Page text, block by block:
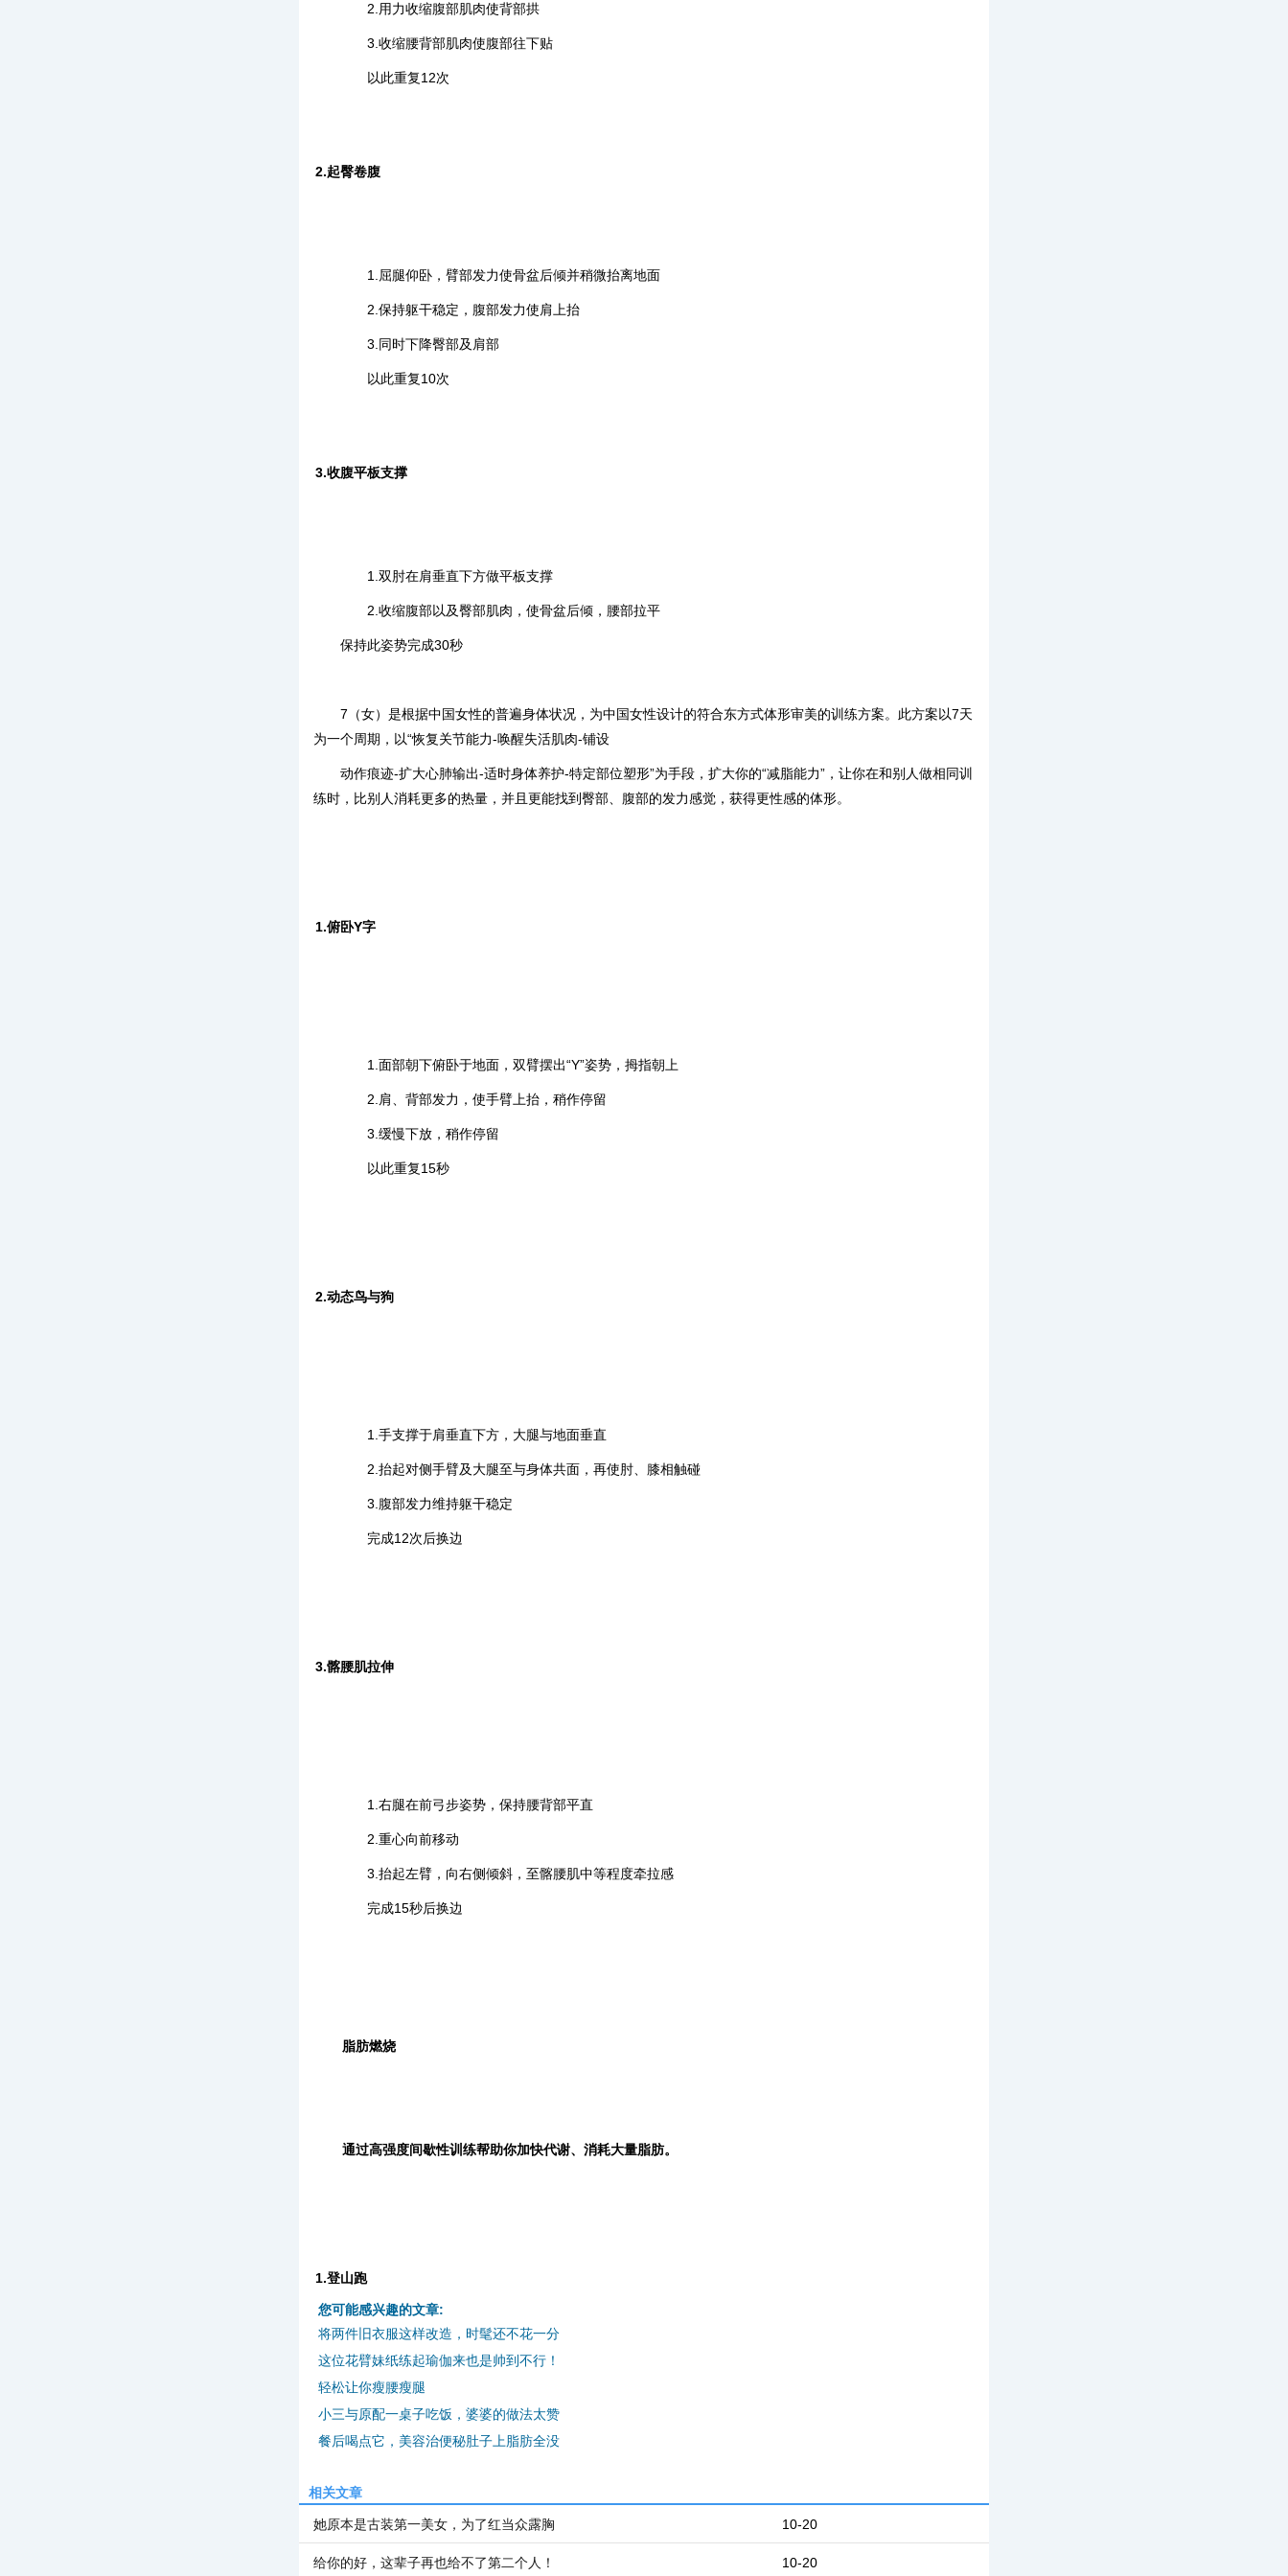
2.用力收缩腹部肌肉使背部拱
3.收缩腰背部肌肉使腹部往下贴
以此重复12次
2.起臀卷腹
1.屈腿仰卧，臂部发力使骨盆后倾并稍微抬离地面
2.保持躯干稳定，腹部发力使肩上抬
3.同时下降臀部及肩部
以此重复10次
3.收腹平板支撑
1.双肘在肩垂直下方做平板支撑
2.收缩腹部以及臀部肌肉，使骨盆后倾，腰部拉平
保持此姿势完成30秒
7（女）是根据中国女性的普遍身体状况，为中国女性设计的符合东方式体形审美的训练方案。此方案以7天
为一个周期，以“恢复关节能力-唤醒失活肌肉-铺设
动作痕迹-扩大心肺输出-适时身体养护-特定部位塑形”为手段，扩大你的“减脂能力”，让你在和别人做相同训
练时，比别人消耗更多的热量，并且更能找到臀部、腹部的发力感觉，获得更性感的体形。
1.俯卧Y字
1.面部朝下俯卧于地面，双臂摆出“Y”姿势，拇指朝上
2.肩、背部发力，使手臂上抬，稍作停留
3.缓慢下放，稍作停留
以此重复15秒
2.动态鸟与狗
1.手支撑于肩垂直下方，大腿与地面垂直
2.抬起对侧手臂及大腿至与身体共面，再使肘、膝相触碰
3.腹部发力维持躯干稳定
完成12次后换边
3.髂腰肌拉伸
1.右腿在前弓步姿势，保持腰背部平直
2.重心向前移动
3.抬起左臂，向右侧倾斜，至髂腰肌中等程度牵拉感
完成15秒后换边
脂肪燃烧
通过高强度间歇性训练帮助你加快代谢、消耗大量脂肪。
1.登山跑
您可能感兴趣的文章:
将两件旧衣服这样改造，时髦还不花一分
这位花臂妹纸练起瑜伽来也是帅到不行！
轻松让你瘦腰瘦腿
小三与原配一桌子吃饭，婆婆的做法太赞
餐后喝点它，美容治便秘肚子上脂肪全没
相关文章
10-20
她原本是古装第一美女，为了红当众露胸
10-20
给你的好，这辈子再也给不了第二个人！